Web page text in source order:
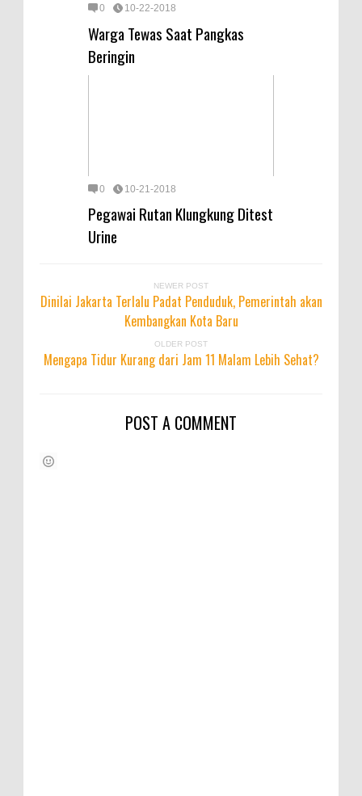
0 10-22-2018
Warga Tewas Saat Pangkas
Beringin
0 10-21-2018
Pegawai Rutan Klungkung Ditest
Urine
NEWER POST
Dinilai Jakarta Terlalu Padat Penduduk, Pemerintah akan
Kembangkan Kota Baru
OLDER POST
Mengapa Tidur Kurang dari Jam 11 Malam Lebih Sehat?
POST A COMMENT